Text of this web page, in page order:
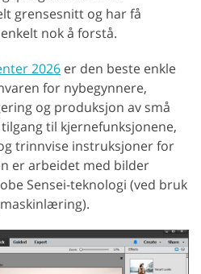
grensesnitt og har få
nok å forstå.
2026 er den beste enkle
for nybegynnere,
og produksjon av små
til kjernefunksjonene,
trinnvise instruksjoner for
er arbeidet med bilder
Sensei-teknologi (ved bruk